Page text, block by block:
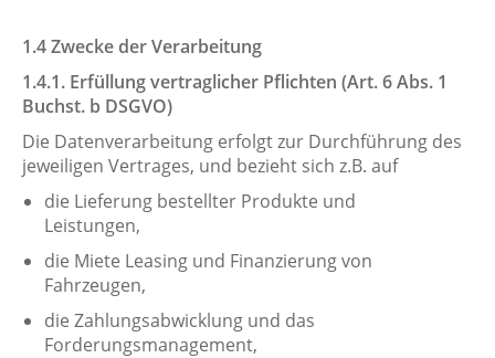
1.4 Zwecke der Verarbeitung
1.4.1. Erfüllung vertraglicher Pflichten (Art. 6 Abs. 1
Buchst. b DSGVO)
Die Datenverarbeitung erfolgt zur Durchführung des
jeweiligen Vertrages, und bezieht sich z.B. auf
die Lieferung bestellter Produkte und
Leistungen,
die Miete Leasing und Finanzierung von
Fahrzeugen,
die Zahlungsabwicklung und das
Forderungsmanagement,